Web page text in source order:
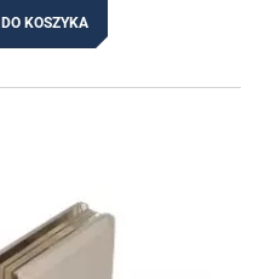
DO KOSZYKA